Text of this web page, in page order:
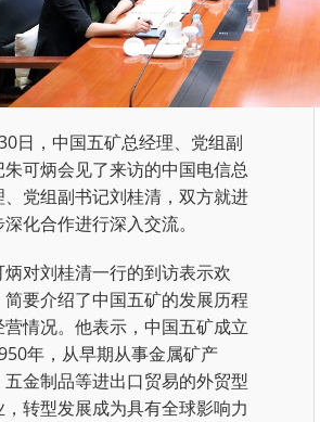
日，中国五矿总经理、党组副
朱可炳会见了来访的中国电信总
、党组副书记刘桂清，双方就进
化合作进行深入交流。
炳对刘桂清一行的到访表示欢
简要介绍了中国五矿的发展历程
营情况。他表示，中国五矿成立
年，从早期从事金属矿产
五金制品等进出口贸易的外贸型
，转型发展成为具有全球影响力